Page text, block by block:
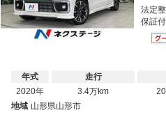
法定
保証
年式
2020年
走行
3.4万km
地域 山形県山形市